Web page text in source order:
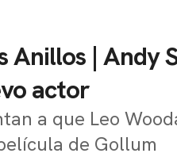
Anillos |
actor
a que Leo
de Gollum